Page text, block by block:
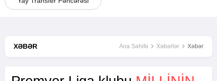
XƏBƏR Ana Səhifə Xəbərlər Xəbər